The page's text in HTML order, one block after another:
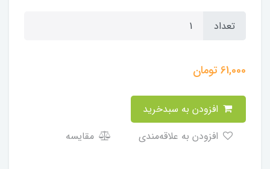
تعداد
61,000تومان
مقایسه